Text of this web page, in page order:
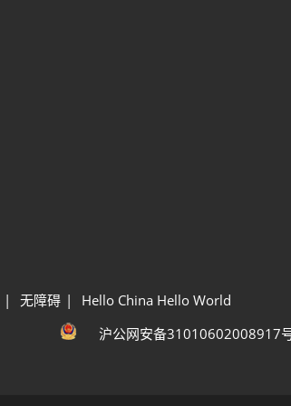
无障碍
Hello China Hello World
沪公网安备31010602008917